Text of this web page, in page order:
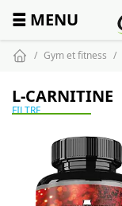
☰ MENU
Gym et fitness
L-CARNITINE
FILTRE